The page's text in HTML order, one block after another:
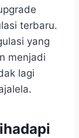
terbaru.
yang
menjadi
lagi